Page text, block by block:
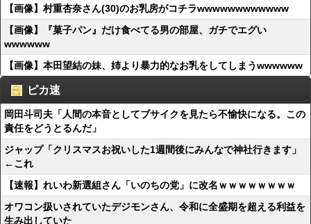
【画像】村重杏奈さん(30)のお乳房がコチラwwwwwwwwwwww
【画像】『菓子パン』だけ食べてる男の部屋、ガチでエグい
wwwwww
【画像】本田望結の妹、姉より暴力的なお乳をしてしまうwwwwww
ピカ速
岡田斗司夫「人間の本音としてブサイクを見たら不愉快になる。この
責任をどうとるんだ」
ジャップ「クリスマスお祝いした1週間後にみんなで神社行きます」
←これ
【速報】れいわ新選組さん「いのちの党」に改名ｗｗｗｗｗｗｗｗ
オワコン扱いされていたデジモンさん、令和に全盛期を超える利益を
生み出していた